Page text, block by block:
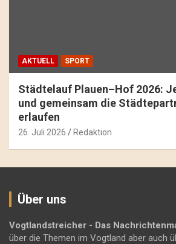
AKTUELL SPORT
Städtelauf Plauen–Hof 2026:
und gemeinsam die
erlaufen
26. Juli 2026 Redaktion
Über uns
Vogtlandstreicher - Das
über die Themen im Vogtland aber auch